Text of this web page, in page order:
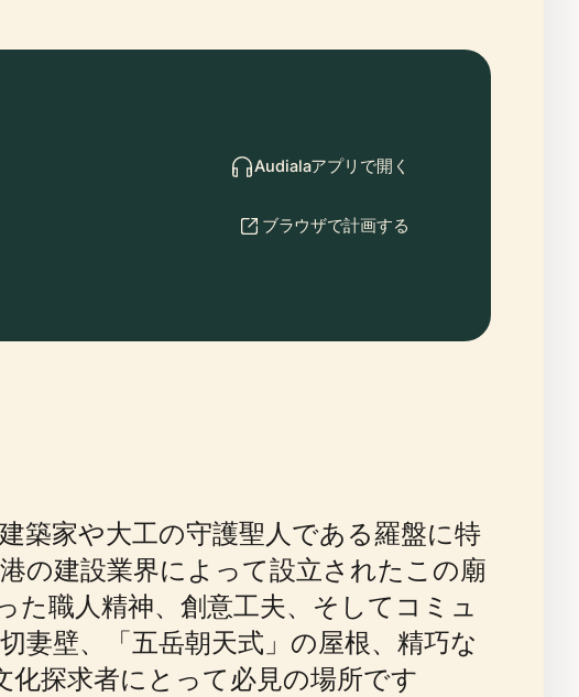
Audialaアプリで開く
ブラウザで計画する
築家や大工の守護聖人である羅盤に特
の建設業界によって設立されたこの廟
た職人精神、創意工夫、そしてコミュ
妻壁、「五岳朝天式」の屋根、精巧な
探求者にとって必見の場所です